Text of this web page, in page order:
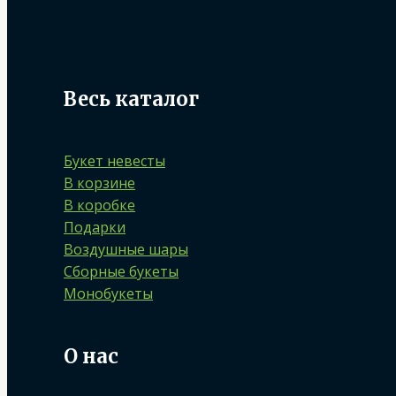
Весь каталог
Букет невесты
В корзине
В коробке
Подарки
Воздушные шары
Сборные букеты
Монобукеты
О нас